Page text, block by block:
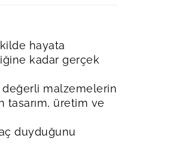
hayata
kadar gerçek
değerli malzemelerin
tasarım, üretim ve
duyduğunu